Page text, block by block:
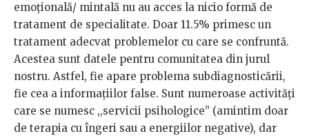
emoțională/ mintală nu au acces la nicio formă de
tratament de specialitate. Doar 11.5% primesc un
tratament adecvat problemelor cu care se confruntă.
Acestea sunt datele pentru comunitatea din jurul
nostru. Astfel, fie apare problema subdiagnosticării,
fie cea a informațiilor false. Sunt numeroase activități
care se numesc ,,servicii psihologice” (amintim doar
de terapia cu îngeri sau a energiilor negative), dar